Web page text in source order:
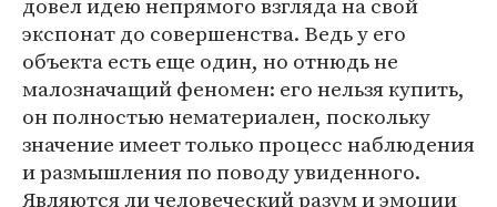
экспонат до совершенства. Ведь у его
объекта есть еще один, но отнюдь не
малозначащий феномен: его нельзя купить,
он полностью нематериален, поскольку
значение имеет только процесс наблюдения
и размышления по поводу увиденного.
Являются ли человеческий разум и эмоции